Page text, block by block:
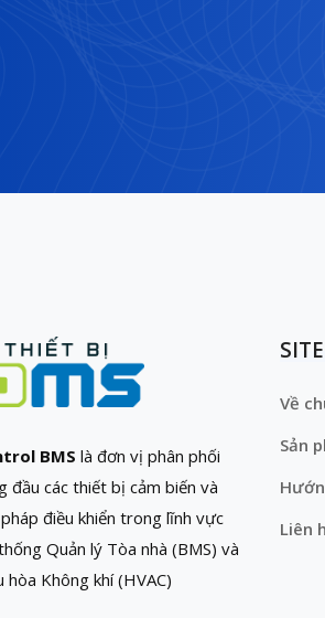
BMS là đơn vị phân phối
đầu các thiết bị cảm biến và
điều khiển trong lĩnh vực
Quản lý Tòa nhà (BMS) và
hòa Không khí (HVAC)
Về
Sản
Liên